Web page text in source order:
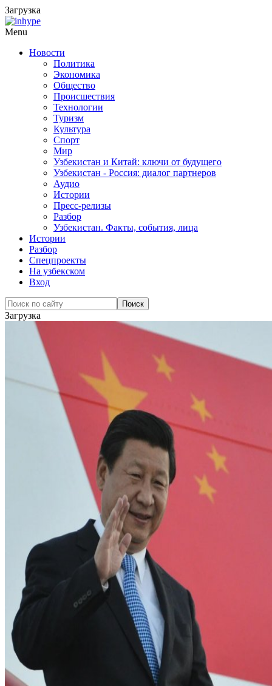
Загрузка
Menu
Новости
Политика
Экономика
Общество
Происшествия
Технологии
Туризм
Культура
Спорт
Мир
Узбекистан и Китай: ключи от будущего
Узбекистан - Россия: диалог партнеров
Аудио
Истории
Пресс-релизы
Разбор
Узбекистан. Факты, события, лица
Истории
Разбор
Спецпроекты
На узбекском
Вход
Загрузка